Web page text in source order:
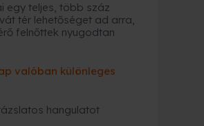
egy teljes, több száz
tér lehetőséget ad arra,
felnőttek nyugodtan
valóban különleges
hangulatot